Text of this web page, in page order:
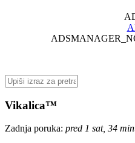
Vikalica™
Zadnja poruka: pred 1 sat, 34